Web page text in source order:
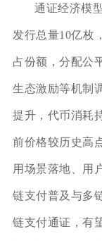
通证经济模
发行总量10亿枚
占份额，分配公
生态激励等机制
提升，代币消耗
前价格较历史高
用场景落地、用
链支付普及与多
链支付通证，有